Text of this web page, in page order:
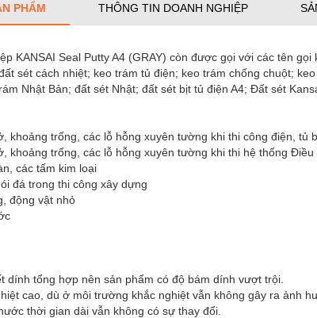
PHẨM THÔNG TIN DOANH NGHIỆP
KANSAI Seal Putty A4 (GRAY) còn được gọi với các tên
sét cách nhiệt; keo trám tủ điện; keo trám chống chuột;
Nhật Bản; đất sét Nhật; đất sét bịt tủ điện A4; Đất sét
khoảng trống, các lỗ hỗng xuyên tường khi thi công điện, tủ
khoảng trống, các lỗ hỗng xuyên tường khi thi hệ thống
các tấm kim loại
đá trong thi công xây dựng
động vật nhỏ
dính tổng hợp nên sản phẩm có độ bám dính vượt trội.
cao, dù ở môi trường khắc nghiệt vẫn không gây ra ảnh
thời gian dài vẫn không có sự thay đổi.